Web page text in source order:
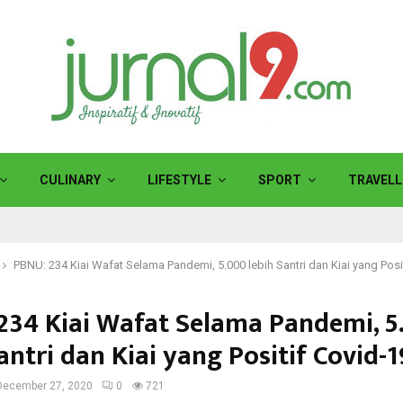
CULINARY LIFESTYLE SPORT
PBNU: 234 Kiai Wafat Selama Pandemi, 5.000 lebih Santri dan Kiai yang
Kiai Wafat Selama Pandemi,
dan Kiai yang Positif Covid-
27, 2020 0 721